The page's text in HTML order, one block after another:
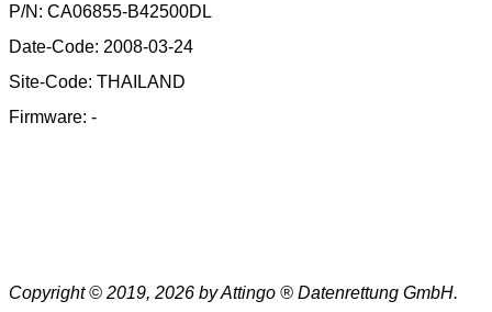
P/N: CA06855-B42500DL
Date-Code: 2008-03-24
Site-Code: THAILAND
Firmware: -
Copyright © 2019, 2026 by Attingo ® Datenrettung GmbH.